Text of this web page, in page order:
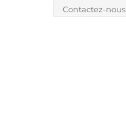
Contactez-nous